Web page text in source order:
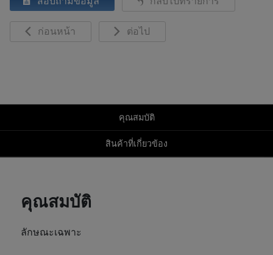
ก่อนหน้า ต่อไป
คุณสมบัติ
สินค้าที่เกี่ยวข้อง
คุณสมบัติ
ลักษณะเฉพาะ